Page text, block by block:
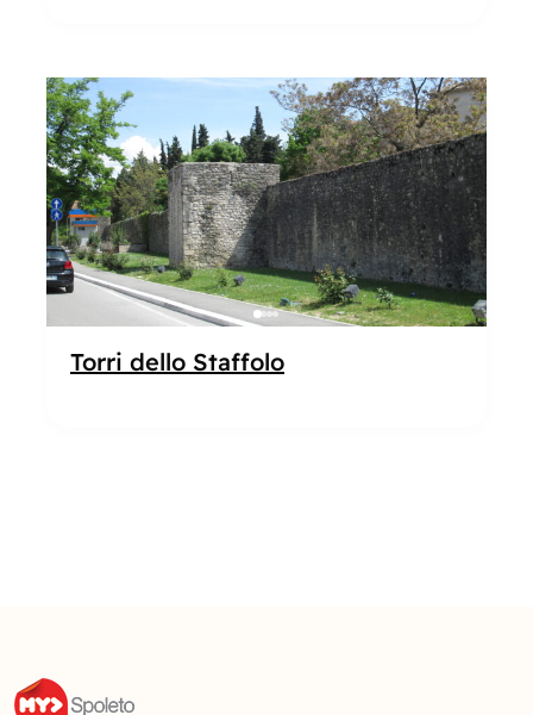
Popolare
Torri dello Staffolo